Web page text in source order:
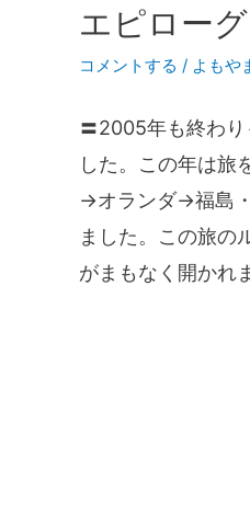
エピローグ
コメントする / よもや
〓2005年も終わ
した。この年は
→オランダ→福島
ました。この旅の
がまもなく開かれ